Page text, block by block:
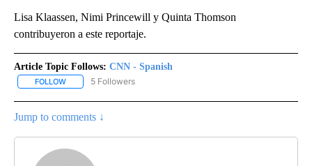
Lisa Klaassen, Nimi Princewill y Quinta Thomson
contribuyeron a este reportaje.
Article Topic Follows: CNN - Spanish
FOLLOW FOLLOW "CNN - SPANISH" TO RECEIVE NOTIFICATIONS ABOUT
5 Followers
Jump to comments ↓